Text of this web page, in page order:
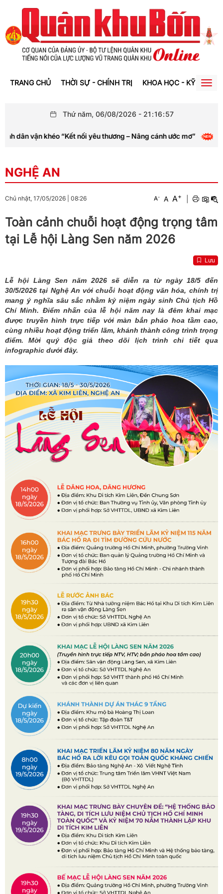
TRANG CHỦ THỜI SỰ - CHÍNH TRỊ KHOA HỌC - KỸ THUẬT
Thứ năm, 06/08/2026 - 21 :16:57
vận khéo “Kết nối yêu thương – Nâng cánh ước mơ”
NGHỆ AN
Chủ nhật, 17/05/2026 08:26 A- A A+
Toàn cảnh chuỗi hoạt động trọng tâm
tại Lễ hội Làng Sen năm 2026
Lưu
Lễ hội Làng Sen năm 2026 sẽ diễn ra từ ngày 18/5 đến
30/5/2026 tại Nghệ An với chuỗi hoạt động văn hóa, chính trị
mang ý nghĩa sâu sắc nhằm kỷ niệm ngày sinh Chủ tịch Hồ
Chí Minh. Điểm nhấn của lễ hội năm nay là đêm khai mạc
được truyền hình trực tiếp với màn bắn pháo hoa tầm cao,
cùng nhiều hoạt động triển lãm, khánh thành công trình trọng
điểm. Mời quý độc giả theo dõi lịch trình chi tiết qua
infographic dưới đây.